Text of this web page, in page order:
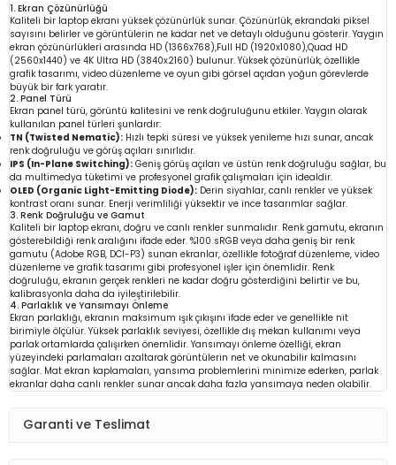
1. Ekran Çözünürlüğü
Kaliteli bir laptop ekranı yüksek çözünürlük sunar. Çözünürlük, ekrandaki piksel
sayısını belirler ve görüntülerin ne kadar net ve detaylı olduğunu gösterir. Yaygın
ekran çözünürlükleri arasında HD (1366x768),Full HD (1920x1080),Quad HD
(2560x1440) ve 4K Ultra HD (3840x2160) bulunur. Yüksek çözünürlük, özellikle
grafik tasarımı, video düzenleme ve oyun gibi görsel açıdan yoğun görevlerde
büyük bir fark yaratır.
2. Panel Türü
Ekran panel türü, görüntü kalitesini ve renk doğruluğunu etkiler. Yaygın olarak
kullanılan panel türleri şunlardır:
TN (Twisted Nematic): Hızlı tepki süresi ve yüksek yenileme hızı sunar, ancak
renk doğruluğu ve görüş açıları sınırlıdır.
IPS (In-Plane Switching): Geniş görüş açıları ve üstün renk doğruluğu sağlar, bu
da multimedya tüketimi ve profesyonel grafik çalışmaları için idealdir.
OLED (Organic Light-Emitting Diode): Derin siyahlar, canlı renkler ve yüksek
kontrast oranı sunar. Enerji verimliliği yüksektir ve ince tasarımlar sağlar.
3. Renk Doğruluğu ve Gamut
Kaliteli bir laptop ekranı, doğru ve canlı renkler sunmalıdır. Renk gamutu, ekranın
gösterebildiği renk aralığını ifade eder. %100 sRGB veya daha geniş bir renk
gamutu (Adobe RGB, DCI-P3) sunan ekranlar, özellikle fotoğraf düzenleme, video
düzenleme ve grafik tasarımı gibi profesyonel işler için önemlidir. Renk
doğruluğu, ekranın gerçek renkleri ne kadar doğru gösterdiğini belirtir ve bu,
kalibrasyonla daha da iyileştirilebilir.
4. Parlaklık ve Yansımayı Önleme
Ekran parlaklığı, ekranın maksimum ışık çıkışını ifade eder ve genellikle nit
birimiyle ölçülür. Yüksek parlaklık seviyesi, özellikle dış mekan kullanımı veya
parlak ortamlarda çalışırken önemlidir. Yansımayı önleme özelliği, ekran
yüzeyindeki parlamaları azaltarak görüntülerin net ve okunabilir kalmasını
sağlar. Mat ekran kaplamaları, yansıma problemlerini minimize ederken, parlak
ekranlar daha canlı renkler sunar ancak daha fazla yansımaya neden olabilir.
Garanti ve Teslimat